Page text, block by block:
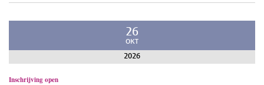
26
OKT
2026
Inschrijving open